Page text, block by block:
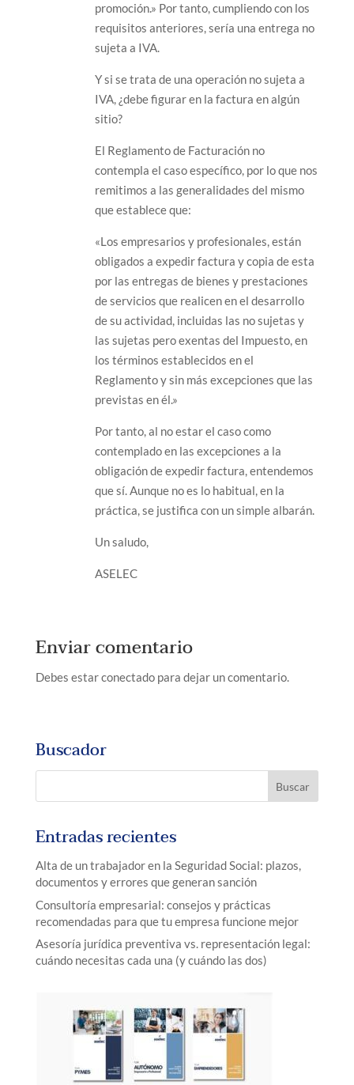
promoción.» Por tanto, cumpliendo con los
requisitos anteriores, sería una entrega no
sujeta a IVA.
Y si se trata de una operación no sujeta a
IVA, ¿debe figurar en la factura en algún
sitio?
El Reglamento de Facturación no
contempla el caso específico, por lo que nos
remitimos a las generalidades del mismo
que establece que:
«Los empresarios y profesionales, están
obligados a expedir factura y copia de esta
por las entregas de bienes y prestaciones
de servicios que realicen en el desarrollo
de su actividad, incluidas las no sujetas y
las sujetas pero exentas del Impuesto, en
los términos establecidos en el
Reglamento y sin más excepciones que las
previstas en él.»
Por tanto, al no estar el caso como
contemplado en las excepciones a la
obligación de expedir factura, entendemos
que sí. Aunque no es lo habitual, en la
práctica, se justifica con un simple albarán.
Un saludo,
ASELEC
Enviar comentario
Debes estar conectado para dejar un comentario.
Buscador
Entradas recientes
Alta de un trabajador en la Seguridad Social: plazos,
documentos y errores que generan sanción
Consultoría empresarial: consejos y prácticas
recomendadas para que tu empresa funcione mejor
Asesoría jurídica preventiva vs. representación legal:
cuándo necesitas cada una (y cuándo las dos)